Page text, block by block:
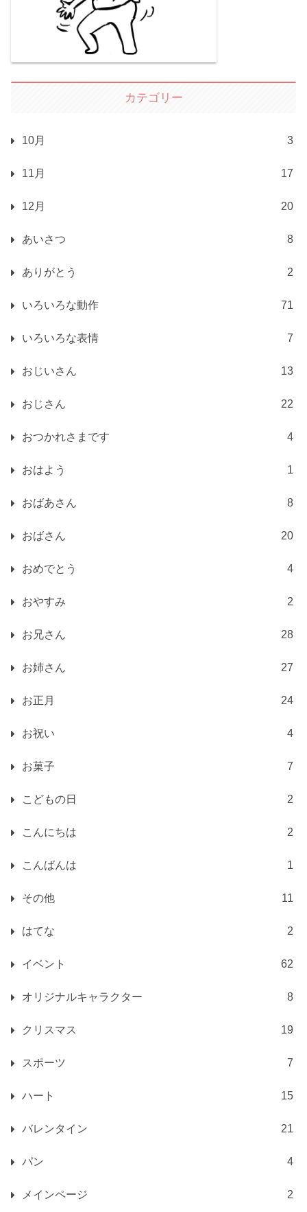
カテゴリー
10月 3
11月 17
12月 20
あいさつ 8
ありがとう 2
いろいろな動作 71
いろいろな表情 7
おじいさん 13
おじさん 22
おつかれさまです 4
おはよう 1
おばあさん 8
おばさん 20
おめでとう 4
おやすみ 2
お兄さん 28
お姉さん 27
お正月 24
お祝い 4
お菓子 7
こどもの日 2
こんにちは 2
こんばんは 1
その他 11
はてな 2
イベント 62
オリジナルキャラクター 8
クリスマス 19
スポーツ 7
ハート 15
バレンタイン 21
パン 4
メインページ 2